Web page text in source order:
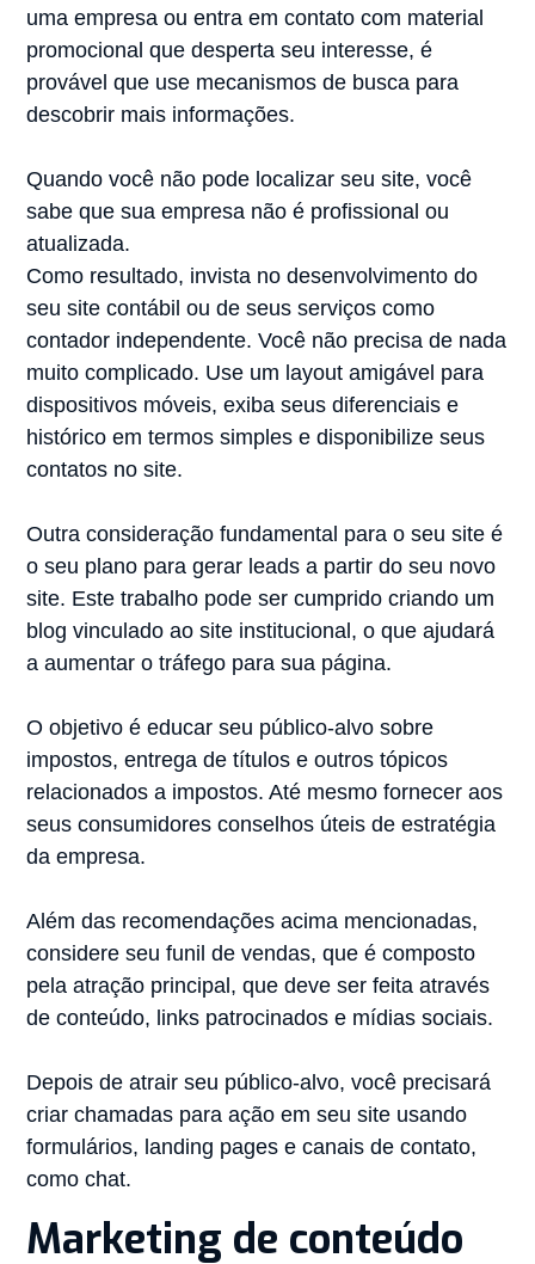
uma empresa ou entra em contato com material
promocional que desperta seu interesse, é
provável que use mecanismos de busca para
descobrir mais informações.
Quando você não pode localizar seu site, você
sabe que sua empresa não é profissional ou
atualizada.
Como resultado, invista no desenvolvimento do
seu site contábil ou de seus serviços como
contador independente. Você não precisa de nada
muito complicado. Use um layout amigável para
dispositivos móveis, exiba seus diferenciais e
histórico em termos simples e disponibilize seus
contatos no site.
Outra consideração fundamental para o seu site é
o seu plano para gerar leads a partir do seu novo
site. Este trabalho pode ser cumprido criando um
blog vinculado ao site institucional, o que ajudará
a aumentar o tráfego para sua página.
O objetivo é educar seu público-alvo sobre
impostos, entrega de títulos e outros tópicos
relacionados a impostos. Até mesmo fornecer aos
seus consumidores conselhos úteis de estratégia
da empresa.
Além das recomendações acima mencionadas,
considere seu funil de vendas, que é composto
pela atração principal, que deve ser feita através
de conteúdo, links patrocinados e mídias sociais.
Depois de atrair seu público-alvo, você precisará
criar chamadas para ação em seu site usando
formulários, landing pages e canais de contato,
como chat.
Marketing de conteúdo